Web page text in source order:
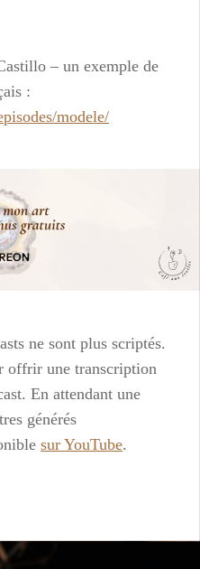
– un exemple de
:
modele/
ne sont plus scriptés.
offrir une transcription
En attendant une
générés
sur YouTube.